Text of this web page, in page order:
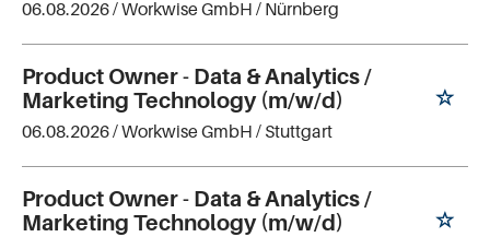
06.08.2026 /Workwise GmbH / Nürnberg
Product Owner - Data & Analytics /
Marketing Technology (m/w/d)
06.08.2026 /Workwise GmbH / Stuttgart
Product Owner - Data & Analytics /
Marketing Technology (m/w/d)